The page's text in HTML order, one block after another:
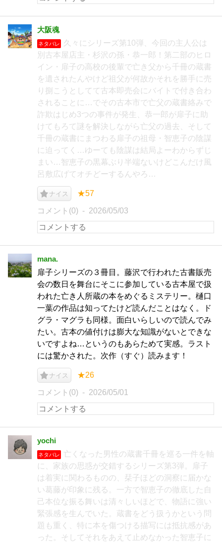
大阪魂
ネタバレ
久々にシリーズ第10弾、今回の主人公は
別古本屋店主・杉沢の孫・恭一郎！第二部のヒロ
イン・扉子の高校の後輩で亡き父から千冊の蔵書
を遺されたんやけど祖父が何故かそれを勝手に売
り捌こうとしてて古本即売会にバイトで付き合わ
されることに…でその古本市で亡父の蔵書絡みで
詐欺はじめ3つの事件が発生、恭一郎が扉子に助
けてもろて謎を解決しながら亡父の過去、そして
千冊の蔵書にまつわる扉子の祖母・智恵子の陰謀
に迫ってく…ゆーても陰謀は結局よーわからずじ
まい…智恵子の黒幕ぶり半端ないけどこんだけ風
呂敷広げてオチどーするんやろ…
ナイス ★57
コメント(0) 2026/05/03
mana.
扉子シリーズの３冊目。藤沢で行われた古書販売
会の数日を舞台にそこに参加している古本屋で扱
われた亡き人所蔵の本をめぐるミステリー。樋口
一葉の作品は知ってたけど読んだことはなく。ド
グラ・マグラも同様。面白いらしいので読んでみ
たい。古本の値付けは膨大な知識がないとできな
いですよね…というのもあらためて実感。ラスト
には驚かされた。次作（すぐ）読みます！
ナイス ★26
コメント(0) 2026/05/01
yochi
ネタバレ
亡くなった男性の蔵書千冊を巡る一件を軸
に、家族の思惑が交錯するシリーズ第3弾。扉子
は着実に関わるものの、栞子ほどの洞察に届かな
い葛藤が印象に残る。一方で智恵子の徹底した自
己本位な振る舞いは清々しいほどで、物語に強い
緊張感を生んでいた。蔵書をどう扱うかという問
題も重く、特に本を傷つける描写には抵抗感があ
った。そしてそれをあえて止めなかった智恵子に